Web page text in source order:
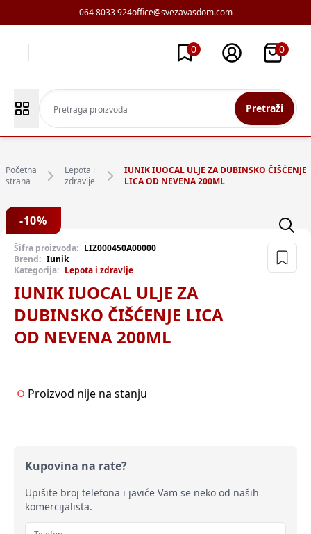
064 8033 924office@svezavasdom.com
0 0
Pretraži
Početna
strana
Lepota i
zdravlje
IUNIK IUOCAL ULJE ZA DUBINSKO ČIŠĆENJE
LICA OD NEVENA 200ML
-10%
Šifra proizvoda: LIZ000450A00000
Brend: Iunik
Kategorija: Lepota i zdravlje
IUNIK IUOCAL ULJE ZA
DUBINSKO ČIŠĆENJE LICA
OD NEVENA 200ML
Proizvod nije na stanju
Kupovina na rate?
Upišite broj telefona i javiće Vam se neko od naših
komercijalista.